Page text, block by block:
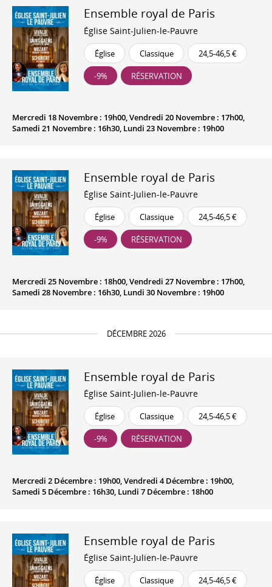
Ensemble royal de Paris
Église Saint-Julien-le-Pauvre
Église Classique 24,5-46,5 €
-9% RÉSERVATION
Mercredi 18 Novembre : 19h00, Vendredi 20 Novembre : 17h00,
Samedi 21 Novembre : 16h30, Lundi 23 Novembre : 19h00
Ensemble royal de Paris
Église Saint-Julien-le-Pauvre
Église Classique 24,5-46,5 €
-9% RÉSERVATION
Mercredi 25 Novembre : 18h00, Vendredi 27 Novembre : 17h00,
Samedi 28 Novembre : 16h30, Lundi 30 Novembre : 19h00
DÉCEMBRE 2026
Ensemble royal de Paris
Église Saint-Julien-le-Pauvre
Église Classique 24,5-46,5 €
-9% RÉSERVATION
Mercredi 2 Décembre : 19h00, Vendredi 4 Décembre : 19h00,
Samedi 5 Décembre : 16h30, Lundi 7 Décembre : 18h00
Ensemble royal de Paris
Église Saint-Julien-le-Pauvre
Église Classique 24,5-46,5 €